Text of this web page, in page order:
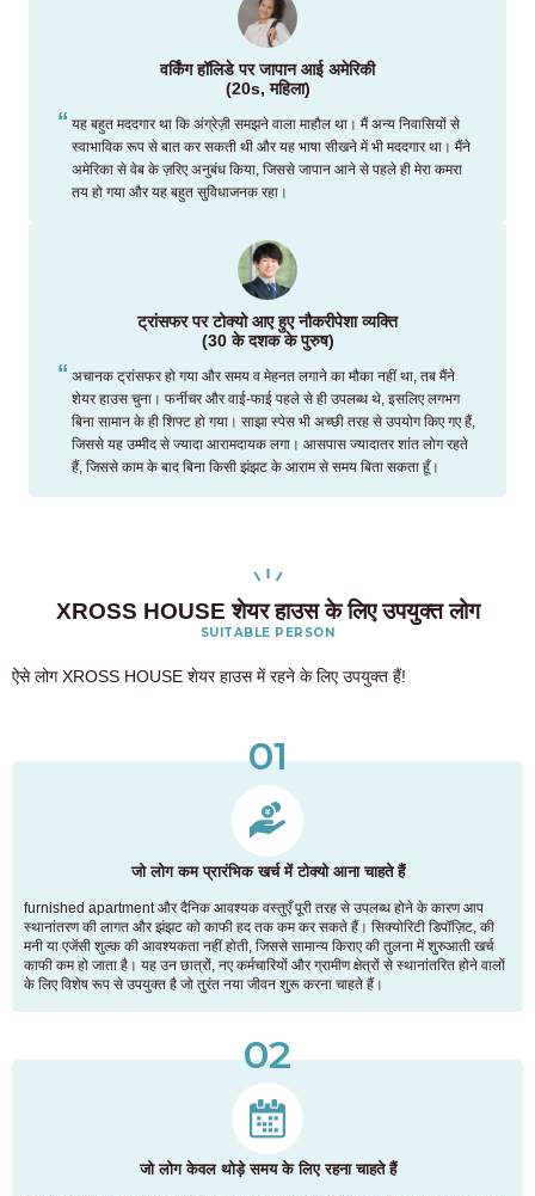
वर्किंग हॉलिडे पर जापान आई अमेरिकी
(20s, महिला)
यह बहुत मददगार था कि अंग्रेज़ी समझने वाला माहौल था। मैं अन्य निवासियों से
स्वाभाविक रूप से बात कर सकती थी और यह भाषा सीखने में भी मददगार था। मैंने
अमेरिका से वेब के ज़रिए अनुबंध किया, जिससे जापान आने से पहले ही मेरा कमरा
तय हो गया और यह बहुत सुविधाजनक रहा।
ट्रांसफर पर टोक्यो आए हुए नौकरीपेशा व्यक्ति
(30 के दशक के पुरुष)
अचानक ट्रांसफर हो गया और समय व मेहनत लगाने का मौका नहीं था, तब मैंने
शेयर हाउस चुना। फर्नीचर और वाई-फाई पहले से ही उपलब्ध थे, इसलिए लगभग
बिना सामान के ही शिफ्ट हो गया। साझा स्पेस भी अच्छी तरह से उपयोग किए गए हैं,
जिससे यह उम्मीद से ज्यादा आरामदायक लगा। आसपास ज्यादातर शांत लोग रहते
हैं, जिससे काम के बाद बिना किसी झंझट के आराम से समय बिता सकता हूँ।
XROSS HOUSE शेयर हाउस के लिए उपयुक्त लोग
SUITABLE PERSON
ऐसे लोग XROSS HOUSE शेयर हाउस में रहने के लिए उपयुक्त हैं!
01
जो लोग कम प्रारंभिक खर्च में टोक्यो आना चाहते हैं
furnished apartment और दैनिक आवश्यक वस्तुएँ पूरी तरह से उपलब्ध होने के कारण आप
स्थानांतरण की लागत और झंझट को काफी हद तक कम कर सकते हैं। सिक्योरिटी डिपॉज़िट, की
मनी या एजेंसी शुल्क की आवश्यकता नहीं होती, जिससे सामान्य किराए की तुलना में शुरुआती खर्च
काफी कम हो जाता है। यह उन छात्रों, नए कर्मचारियों और ग्रामीण क्षेत्रों से स्थानांतरित होने वालों
के लिए विशेष रूप से उपयुक्त है जो तुरंत नया जीवन शुरू करना चाहते हैं।
02
जो लोग केवल थोड़े समय के लिए रहना चाहते हैं